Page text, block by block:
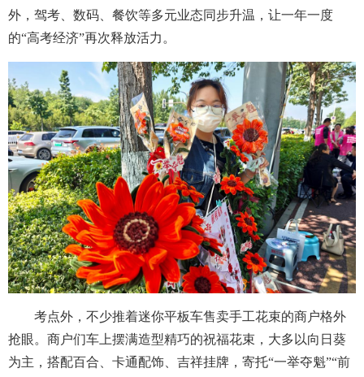
外，驾考、数码、餐饮等多元业态同步升温，让一年一度
的“高考经济”再次释放活力。
考点外，不少推着迷你平板车售卖手工花束的商户格外
抢眼。商户们车上摆满造型精巧的祝福花束，大多以向日葵
为主，搭配百合、卡通配饰、吉祥挂牌，寄托“一举夺魁”“前